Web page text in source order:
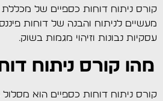
קורס ניתוח דוחות כספיים של
מעשיים לניתוח והבנה של דוחות
עסקיות נבונות וזיהוי מגמות בשוק.
מהו קורס ניתוח
קורס ניתוח דוחות כספיים הוא